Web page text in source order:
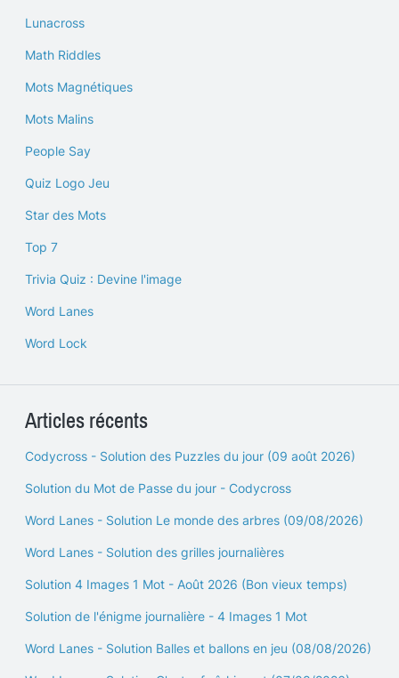
Lunacross
Math Riddles
Mots Magnétiques
Mots Malins
People Say
Quiz Logo Jeu
Star des Mots
Top 7
Trivia Quiz : Devine l'image
Word Lanes
Word Lock
Articles récents
Codycross - Solution des Puzzles du jour (09 août 2026)
Solution du Mot de Passe du jour - Codycross
Word Lanes - Solution Le monde des arbres (09/08/2026)
Word Lanes - Solution des grilles journalières
Solution 4 Images 1 Mot - Août 2026 (Bon vieux temps)
Solution de l'énigme journalière - 4 Images 1 Mot
Word Lanes - Solution Balles et ballons en jeu (08/08/2026)